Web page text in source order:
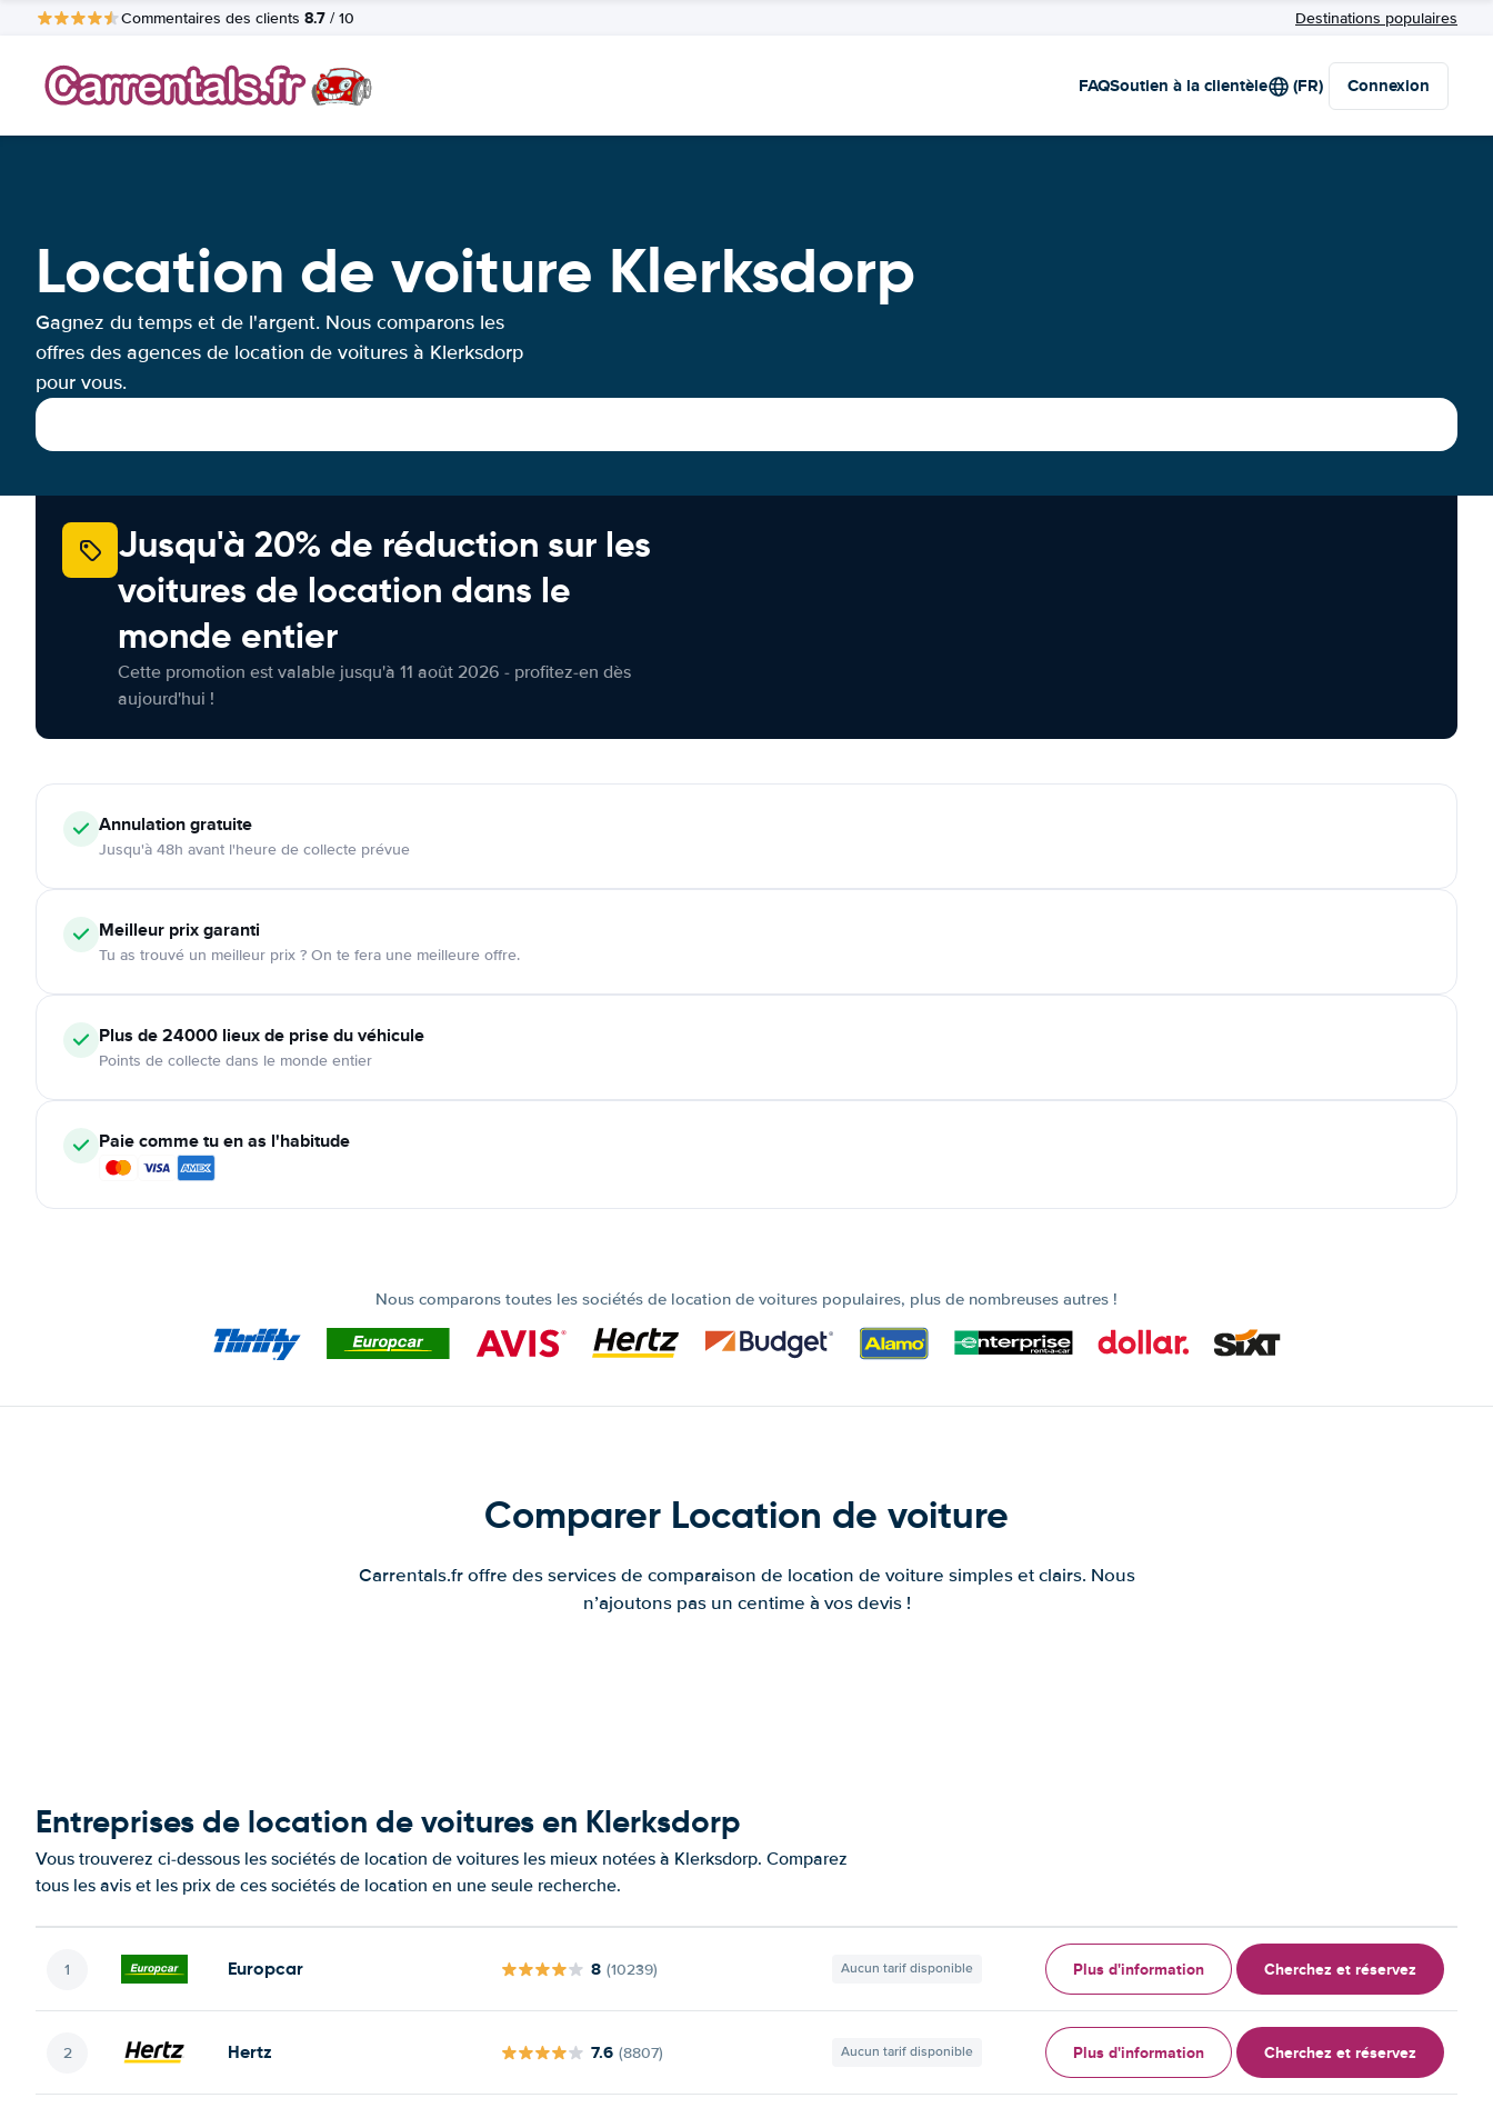
Commentaires des clients 8.7 / 10 Destinations populaires
FAQSoutien à la clientèle (FR) Connexion
Location de voiture Klerksdorp
Gagnez du temps et de l'argent. Nous comparons les
offres des agences de location de voitures à Klerksdorp
pour vous.
Jusqu'à 20% de réduction sur les
voitures de location dans le
monde entier
Cette promotion est valable jusqu'à 11 août 2026 - profitez-en dès
aujourd'hui !
Annulationgratuite
Jusqu'à 48h avant l'heure de collecte prévue
Meilleur prix garanti
Tu as trouvé un meilleur prix ? On te fera une meilleure offre.
Plus de 24000 lieux de prise du véhicule
Points de collecte dans le monde entier
Paie comme tu en as l'habitude
Nous comparons toutes les sociétés de location de voitures populaires, plus de nombreuses autres !
Comparer Location de voiture
Carrentals.fr offre des services de comparaison de location de voiture simples et clairs. Nous
n’ajoutons pas un centime à vos devis !
Entreprises de location de voitures en Klerksdorp
Vous trouverez ci-dessous les sociétés de location de voitures les mieux notées à Klerksdorp. Comparez
tous les avis et les prix de ces sociétés de location en une seule recherche.
Europcar 8 (10239) Aucun tarif disponible Plus d'information Cherchez et réservez
Hertz 7.6 (8807) Aucun tarif disponible Plus d'information Cherchez et réservez